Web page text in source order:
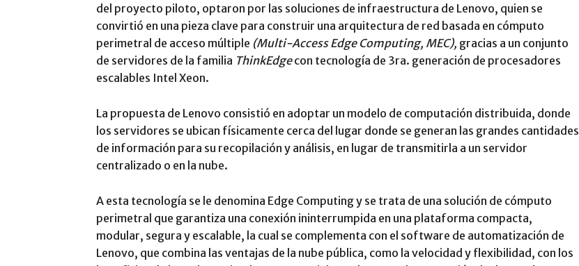
del proyecto piloto, optaron por las soluciones de infraestructura de Lenovo, quien se
convirtió en una pieza clave para construir una arquitectura de red basada en cómputo
perimetral de acceso múltiple (Multi-Access Edge Computing, MEC), gracias a un conjunto
de servidores de la familia ThinkEdgecon tecnología de 3ra. generación de procesadores
escalables Intel Xeon.
La propuesta de Lenovo consistió en adoptar un modelo de computación distribuida, donde
los servidores se ubican físicamente cerca del lugar donde se generan las grandes cantidades
de información para su recopilación y análisis, en lugar de transmitirla a un servidor
centralizado o en la nube.
A esta tecnología se le denomina Edge Computing y se trata de una solución de cómputo
perimetral que garantiza una conexión ininterrumpida en una plataforma compacta,
modular, segura y escalable, la cual se complementa con el software de automatización de
Lenovo, que combina las ventajas de la nube pública, como la velocidad y flexibilidad, con los